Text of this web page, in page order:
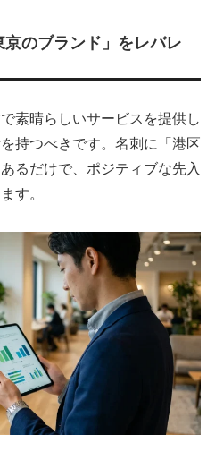
のブランド」をレバレ
素晴らしいサービスを提供し
持つべきです。名刺に「港区
るだけで、ポジティブな先入
す。